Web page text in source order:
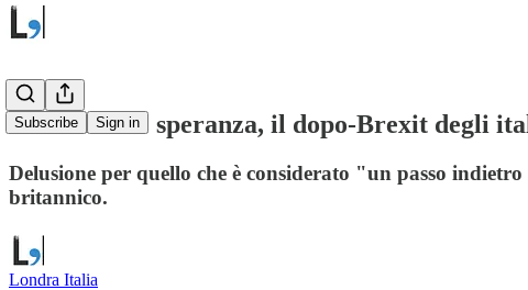
Subscribe Sign in
Tra rabbia e speranza, il dopo-Brexit degli
Delusione per quello che è considerato "un passo
britannico.
Londra Italia